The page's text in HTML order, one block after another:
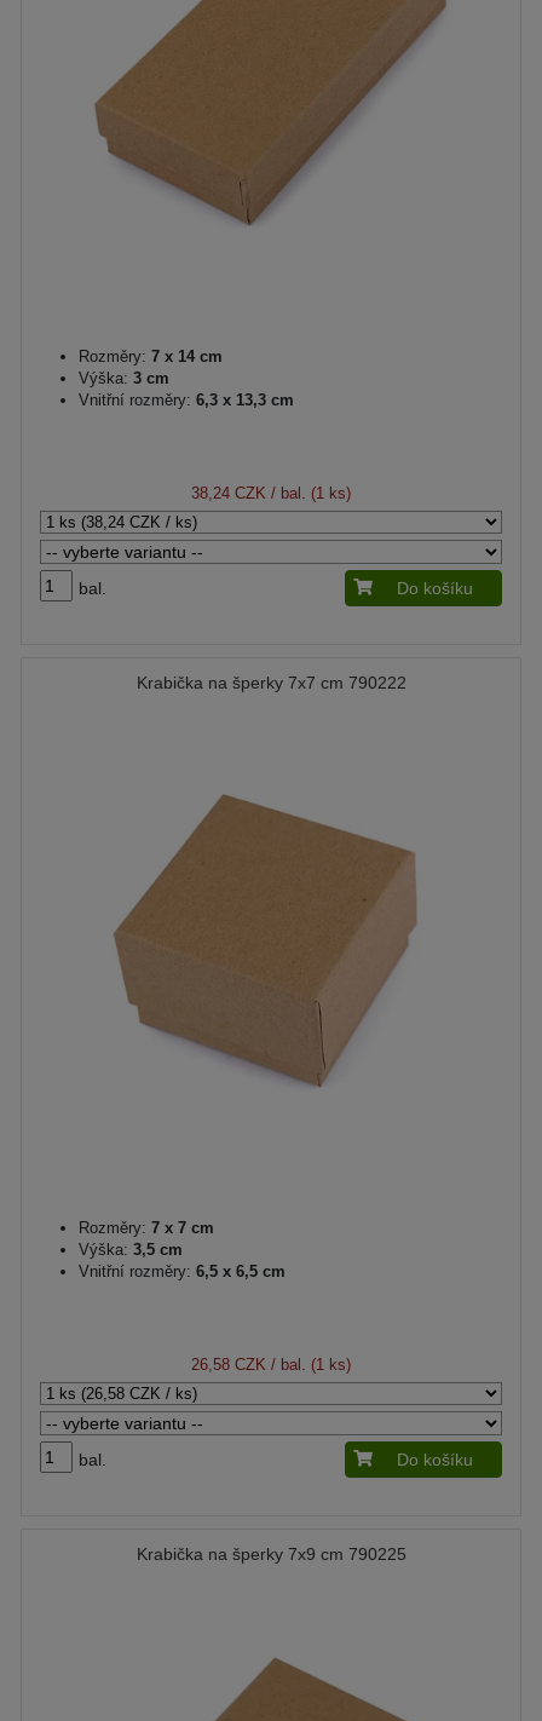
Rozměry: 7 x 14 cm
Výška: 3 cm
Vnitřní rozměry: 6,3 x 13,3 cm
38,24 CZK / bal. (1 ks)
bal. Do košíku
Krabička na šperky 7x7 cm 790222
Rozměry: 7 x 7 cm
Výška: 3,5 cm
Vnitřní rozměry: 6,5 x 6,5 cm
26,58 CZK / bal. (1 ks)
bal. Do košíku
Krabička na šperky 7x9 cm 790225